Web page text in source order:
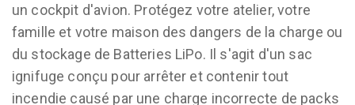
un cockpit d'avion. Protégez votre atelier, votre
famille et votre maison des dangers de la charge ou
du stockage de Batteries LiPo. Il s'agit d'un sac
ignifuge conçu pour arrêter et contenir tout
incendie causé par une charge incorrecte de packs